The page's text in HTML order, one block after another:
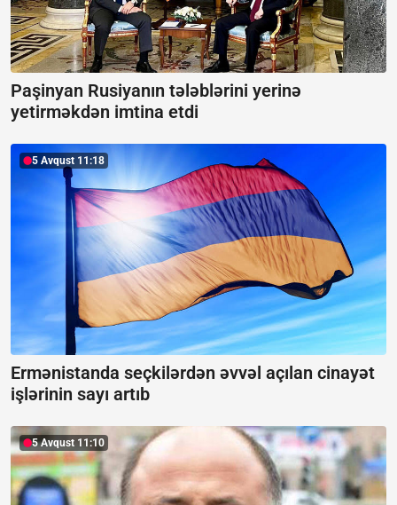
Paşinyan Rusiyanın tələblərini yerinə
yetirməkdən imtina etdi
5 Avqust 11:18
Ermənistanda seçkilərdən əvvəl açılan cinayət
işlərinin sayı artıb
5 Avqust 11:10